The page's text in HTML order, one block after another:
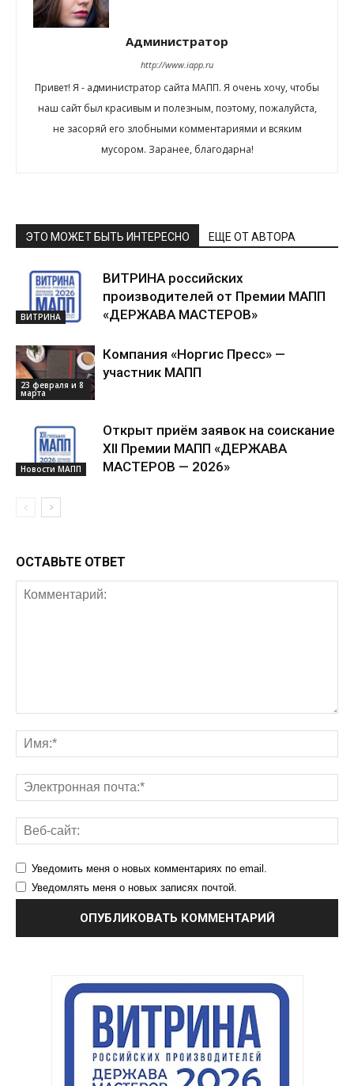
Администратор
http://www.iapp.ru
Привет! Я - администратор сайта МАПП. Я очень хочу, чтобы
наш сайт был красивым и полезным, поэтому, пожалуйста,
не засоряй его злобными комментариями и всяким
мусором. Заранее, благодарна!
ЭТО МОЖЕТ БЫТЬ ИНТЕРЕСНО ЕЩЕ ОТ АВТОРА
ВИТРИНА
ВИТРИНА российских
производителей от Премии МАПП
«ДЕРЖАВА МАСТЕРОВ»
23 февраля и 8
марта
Компания «Норгис Пресс» —
участник МАПП
Новости МАПП
Открыт приём заявок на соискание
XII Премии МАПП «ДЕРЖАВА
МАСТЕРОВ — 2026»
ОСТАВЬТЕ ОТВЕТ
Уведомить меня о новых комментариях по email.
Уведомлять меня о новых записях почтой.